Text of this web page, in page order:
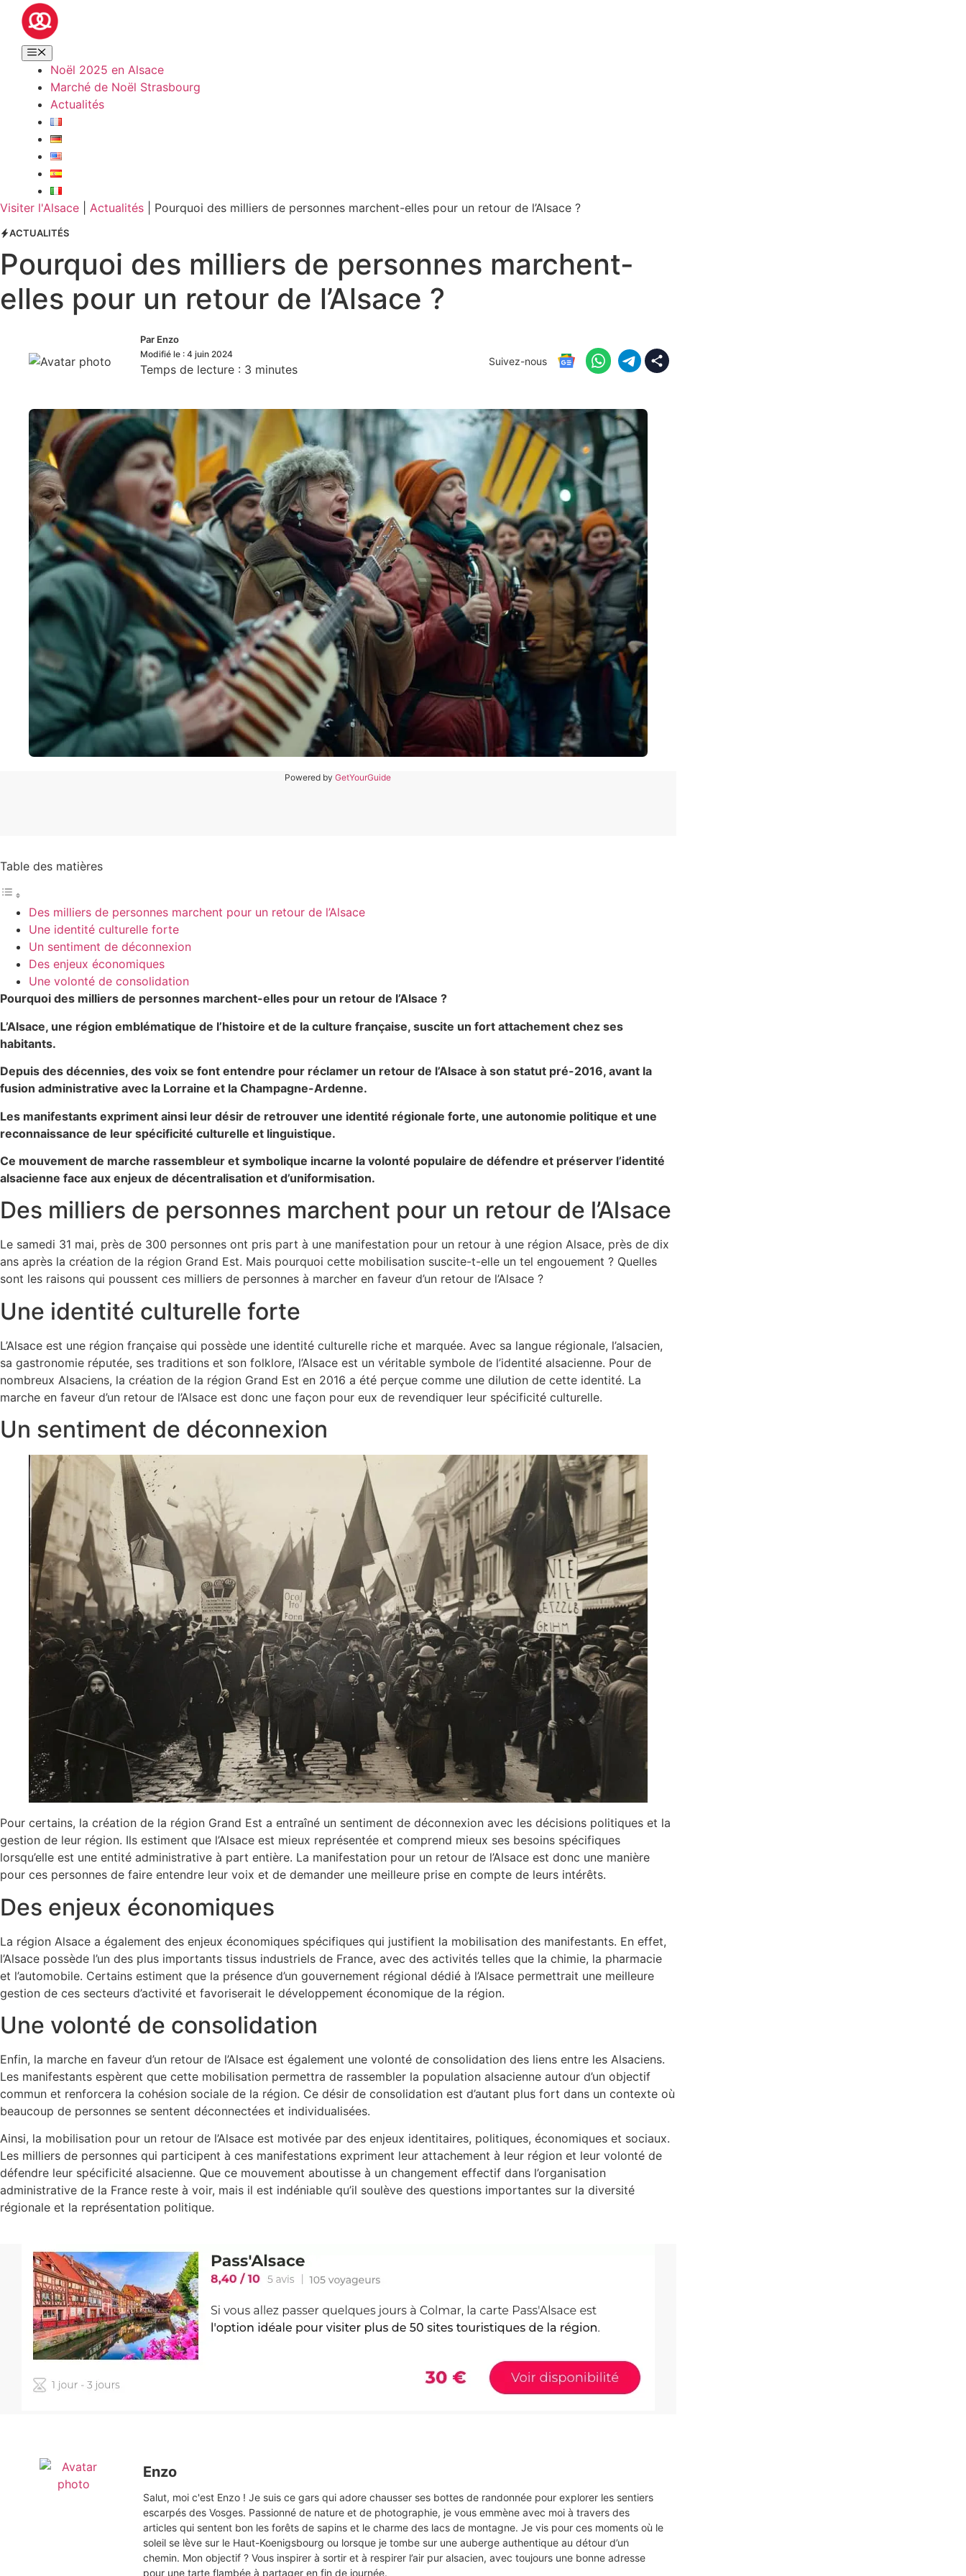
Noël 2025 en Alsace
Marché de Noël Strasbourg
Actualités
Visiter l'Alsace Actualités Pourquoi des milliers de personnes marchent-elles pour un retour de l’Alsace ?
ACTUALITÉS
Pourquoi des milliers de personnes marchent-
elles pour un retour de l’Alsace ?
Par Enzo
Modifié le : 4 juin 2024
Temps de lecture : 3 minutes
Suivez-nous
Powered byGetYourGuide
Table des matières
Des milliers de personnes marchent pour un retour de l’Alsace
Une identité culturelle forte
Un sentiment de déconnexion
Des enjeux économiques
Une volonté de consolidation
Pourquoi des milliers de personnes marchent-elles pour un retour de l’Alsace ?
L’Alsace, une région emblématique de l’histoire et de la culture française, suscite un fort attachement chez ses
habitants.
Depuis des décennies, des voix se font entendre pour réclamer un retour de l’Alsace à son statut pré-2016, avant la
fusion administrative avec la Lorraine et la Champagne-Ardenne.
Les manifestants expriment ainsi leur désir de retrouver une identité régionale forte, une autonomie politique et une
reconnaissance de leur spécificité culturelle et linguistique.
Ce mouvement de marche rassembleur et symbolique incarne la volonté populaire de défendre et préserver l’identité
alsacienne face aux enjeux de décentralisation et d’uniformisation.
Des milliers de personnes marchent pour un retour de l’Alsace
Le samedi 31 mai, près de 300 personnes ont pris part à une manifestation pour un retour à une région Alsace, près de dix
ans après la création de la région Grand Est. Mais pourquoi cette mobilisation suscite-t-elle un tel engouement ? Quelles
sont les raisons qui poussent ces milliers de personnes à marcher en faveur d’un retour de l’Alsace ?
Une identité culturelle forte
L’Alsace est une région française qui possède une identité culturelle riche et marquée. Avec sa langue régionale, l’alsacien,
sa gastronomie réputée, ses traditions et son folklore, l’Alsace est un véritable symbole de l’identité alsacienne. Pour de
nombreux Alsaciens, la création de la région Grand Est en 2016 a été perçue comme une dilution de cette identité. La
marche en faveur d’un retour de l’Alsace est donc une façon pour eux de revendiquer leur spécificité culturelle.
Un sentiment de déconnexion
Pour certains, la création de la région Grand Est a entraîné un sentiment de déconnexion avec les décisions politiques et la
gestion de leur région. Ils estiment que l’Alsace est mieux représentée et comprend mieux ses besoins spécifiques
lorsqu’elle est une entité administrative à part entière. La manifestation pour un retour de l’Alsace est donc une manière
pour ces personnes de faire entendre leur voix et de demander une meilleure prise en compte de leurs intérêts.
Des enjeux économiques
La région Alsace a également des enjeux économiques spécifiques qui justifient la mobilisation des manifestants. En effet,
l’Alsace possède l’un des plus importants tissus industriels de France, avec des activités telles que la chimie, la pharmacie
et l’automobile. Certains estiment que la présence d’un gouvernement régional dédié à l’Alsace permettrait une meilleure
gestion de ces secteurs d’activité et favoriserait le développement économique de la région.
Une volonté de consolidation
Enfin, la marche en faveur d’un retour de l’Alsace est également une volonté de consolidation des liens entre les Alsaciens.
Les manifestants espèrent que cette mobilisation permettra de rassembler la population alsacienne autour d’un objectif
commun et renforcera la cohésion sociale de la région. Ce désir de consolidation est d’autant plus fort dans un contexte où
beaucoup de personnes se sentent déconnectées et individualisées.
Ainsi, la mobilisation pour un retour de l’Alsace est motivée par des enjeux identitaires, politiques, économiques et sociaux.
Les milliers de personnes qui participent à ces manifestations expriment leur attachement à leur région et leur volonté de
défendre leur spécificité alsacienne. Que ce mouvement aboutisse à un changement effectif dans l’organisation
administrative de la France reste à voir, mais il est indéniable qu’il soulève des questions importantes sur la diversité
régionale et la représentation politique.
Enzo
Salut, moi c'est Enzo ! Je suis ce gars qui adore chausser ses bottes de randonnée pour explorer les sentiers
escarpés des Vosges. Passionné de nature et de photographie, je vous emmène avec moi à travers des
articles qui sentent bon les forêts de sapins et le charme des lacs de montagne. Je vis pour ces moments où le
soleil se lève sur le Haut-Koenigsbourg ou lorsque je tombe sur une auberge authentique au détour d’un
chemin. Mon objectif ? Vous inspirer à sortir et à respirer l’air pur alsacien, avec toujours une bonne adresse
pour une tarte flambée à partager en fin de journée.